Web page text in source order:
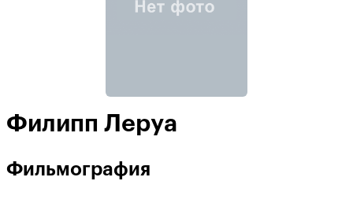
Филипп Леруа
Фильмография